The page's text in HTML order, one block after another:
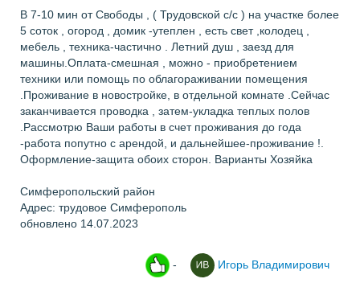
В 7-10 мин от Свободы , ( Трудовской с/с ) на участке более
5 соток , огород , домик -утеплен , есть свет ,колодец ,
мебель , техника-частично . Летний душ , заезд для
машины.Оплата-смешная , можно - приобретением
техники или помощь по облагораживании помещения
.Проживание в новостройке, в отдельной комнате .Сейчас
заканчивается проводка , затем-укладка теплых полов
.Рассмотрю Ваши работы в счет проживания до года
-работа попутно с арендой, и дальнейшее-проживание !.
Оформление-защита обоих сторон. Варианты Хозяйка
Симферопольский район
Адрес: трудовое Симферополь
обновлено 14.07.2023
- Игорь Владимирович